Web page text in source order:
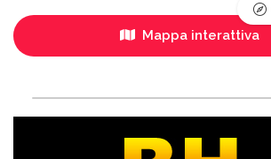
Mappa interattiva